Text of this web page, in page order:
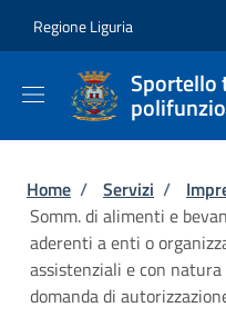
Regione Liguria
Sportello
Briciole di
Home / Servizi /
Somm. di alimenti e
aderenti a enti o
assistenziali e con
domanda di